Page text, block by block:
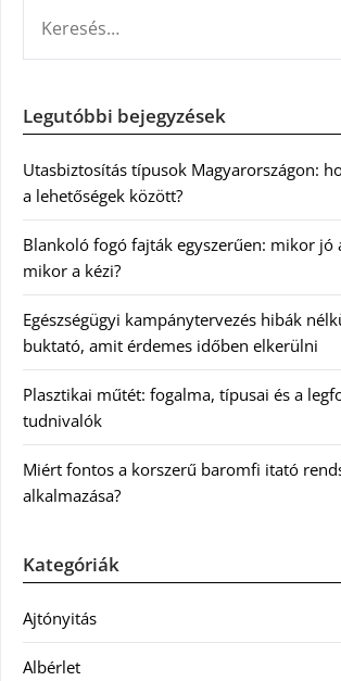
Legutóbbi bejegyzések
Utasbiztosítás típusok Magyarországon:
a lehetőségek között?
Blankoló fogó fajták egyszerűen: mikor jó
mikor a kézi?
Egészségügyi kampánytervezés hibák
buktató, amit érdemes időben elkerülni
Plasztikai műtét: fogalma, típusai és a
tudnivalók
Miért fontos a korszerű baromfi itató
alkalmazása?
Kategóriák
Ajtónyitás
Albérlet